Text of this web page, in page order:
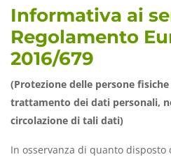
Informativa ai
Regolamento
2016/679
(Protezione delle persone
trattamento dei dati personali,
circolazione di tali dati)
In osservanza di quanto disposto